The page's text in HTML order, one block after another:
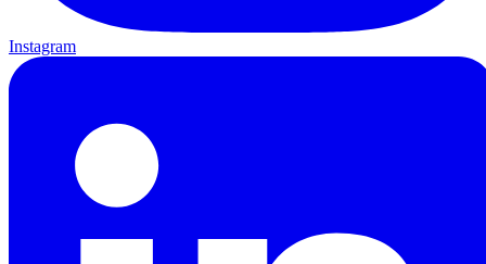
Instagram